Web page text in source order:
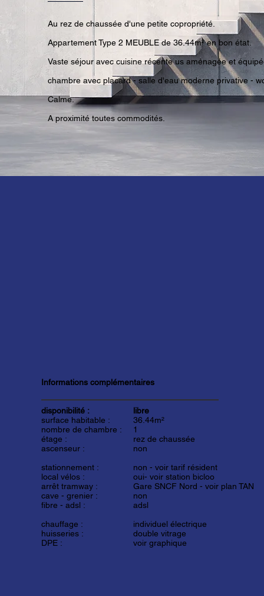
Au rez de chaussée d'une petite copropriété.
Appartement Type 2 MEUBLE de 36.44m² en bon état.
Vaste séjour avec cuisine récente us aménagée et
chambre avec placard - salle d'eau moderne privative -
Calme.
A proximité toutes commodités.
Informations complémentaires
disponibilité :
surface habitable :
nombre de chambre :
étage :
ascenseur :
stationnement :
local vélos :
arrêt tramway :
cave - grenier :
fibre - adsl :
chauffage :
huisseries :
DPE :
libre
36.44m²
1
rez de chaussée
non
non - voir tarif résident
oui- voir station bicloo
Gare SNCF Nord - voir plan TAN
non
adsl
individuel électrique
double vitrage
voir graphique